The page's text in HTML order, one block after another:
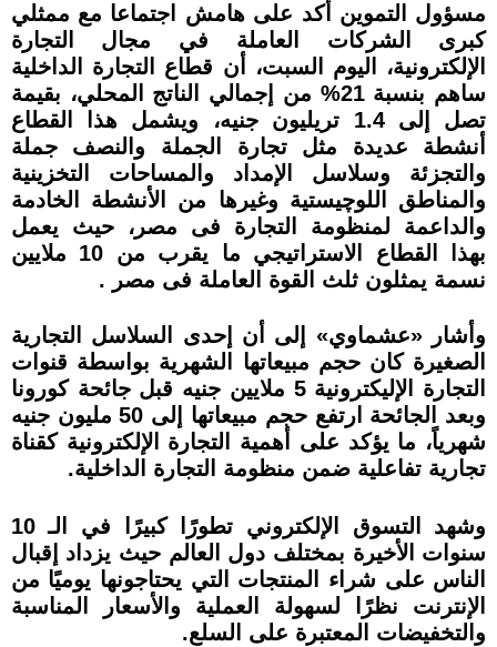
مسؤول التموين أكد على هامش اجتماعا مع ممثلي
كبرى الشركات العاملة في مجال التجارة
الإلكترونية، اليوم السبت، أن قطاع التجارة الداخلية
ساهم بنسبة 21% من إجمالي الناتج المحلي، بقيمة
تصل إلى 1.4 تريليون جنيه، ويشمل هذا القطاع
أنشطة عديدة مثل تجارة الجملة والنصف جملة
والتجزئة وسلاسل الإمداد والمساحات التخزينية
والمناطق اللوچيستية وغيرها من الأنشطة الخادمة
والداعمة لمنظومة التجارة فى مصر، حيث يعمل
بهذا القطاع الاستراتيجي ما يقرب من 10 ملايين
نسمة يمثلون ثلث القوة العاملة فى مصر .
وأشار «عشماوي» إلى أن إحدى السلاسل التجارية
الصغيرة كان حجم مبيعاتها الشهرية بواسطة قنوات
التجارة الإليكترونية 5 ملايين جنيه قبل جائحة كورونا
وبعد الجائحة ارتفع حجم مبيعاتها إلى 50 مليون جنيه
شهرياً، ما يؤكد على أهمية التجارة الإلكترونية كقناة
تجارية تفاعلية ضمن منظومة التجارة الداخلية.
وشهد التسوق الإلكتروني تطورًا كبيرًا في الـ 10
سنوات الأخيرة بمختلف دول العالم حيث يزداد إقبال
الناس على شراء المنتجات التي يحتاجونها يوميًا من
الإنترنت نظرًا لسهولة العملية والأسعار المناسبة
والتخفيضات المعتبرة على السلع.